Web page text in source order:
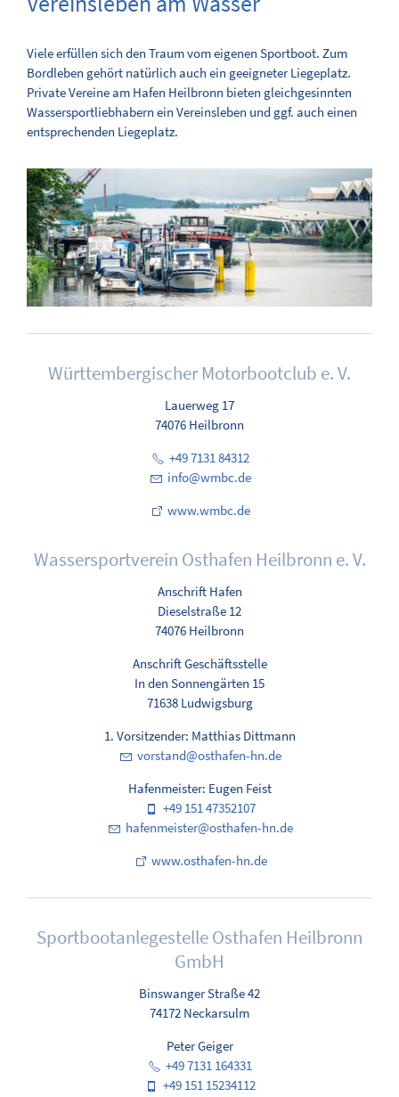
Viele erfüllen sich den Traum vom eigenen Sportboot. Zum
Bordleben gehört natürlich auch ein geeigneter Liegeplatz.
Private Vereine am Hafen Heilbronn bieten gleichgesinnten
Wassersportliebhabern ein Vereinsleben und ggf. auch einen
entsprechenden Liegeplatz.
Württembergischer Motorbootclub e. V.
Lauerweg 17
74076 Heilbronn
+49 7131 84312
nf
wmbc d
www.wmbc.de
Wassersportverein Osthafen Heilbronn e. V.
Anschrift Hafen
Dieselstraße 12
74076 Heilbronn
Anschrift Geschäftsstelle
In den Sonnengärten 15
71638 Ludwigsburg
1. Vorsitzender: Matthias Dittmann
v rst nd sth f n-hn d
Hafenmeister: Eugen Feist
+49 151 47352107
h f nm st r sth f n-hn d
www.osthafen-hn.de
Sportbootanlegestelle Osthafen Heilbronn
GmbH
Binswanger Straße 42
74172 Neckarsulm
Peter Geiger
+49 7131 164331
+49 151 15234112